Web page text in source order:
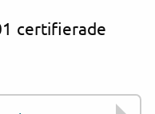
certifierade